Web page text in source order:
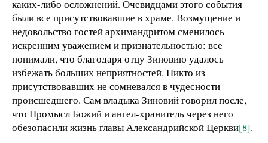
каких-либо осложнений. Очевидцами этого события
были все присутствовавшие в храме. Возмущение и
недовольство гостей архимандритом сменилось
искренним уважением и признательностью: все
понимали, что благодаря отцу Зиновию удалось
избежать больших неприятностей. Никто из
присутствовавших не сомневался в чудесности
происшедшего. Сам владыка Зиновий говорил после,
что Промысл Божий и ангел-хранитель через него
обезопасили жизнь главы Александрийской Церкви[8].